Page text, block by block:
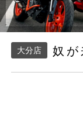
大分店 奴が